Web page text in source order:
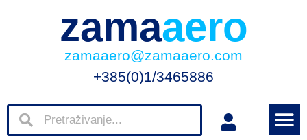
zamaaero
zamaaero@zamaaero.com
+385(0)1/3465886